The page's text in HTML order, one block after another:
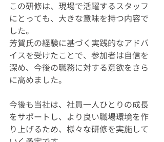
この研修は、現場で活躍するスタッフ
にとっても、大きな意味を持つ内容で
した。
芳賀氏の経験に基づく実践的なアドバ
イスを受けたことで、参加者は自信を
深め、今後の職務に対する意欲をさら
に高めました。
今後も当社は、社員一人ひとりの成長
をサポートし、より良い職場環境を作
り上げるため、様々な研修を実施して